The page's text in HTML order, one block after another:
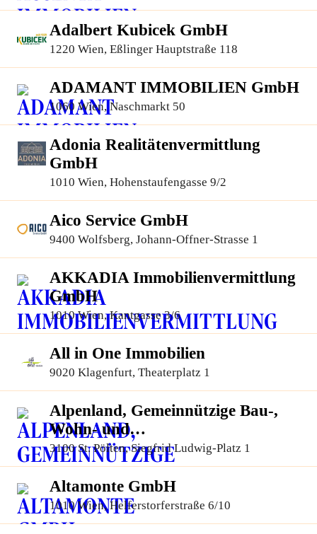
Adalbert Kubicek GmbH
1220 Wien, Eßlinger Hauptstraße 118
ADAMANT IMMOBILIEN GmbH
1060 Wien, Naschmarkt 50
Adonia Realitätenvermittlung
GmbH
1010 Wien, Hohenstaufengasse 9/2
Aico Service GmbH
9400 Wolfsberg, Johann-Offner-Strasse 1
AKKADIA Immobilienvermittlung
GmbH
1010 Wien, Kantgasse 3/6
All in One Immobilien
9020 Klagenfurt, Theaterplatz 1
Alpenland, Gemeinnützige Bau-,
Wohn- und
Siedlungsgenossenschaft
3100 St. Pölten, Siegfrid Ludwig-Platz 1
Altamonte GmbH
1010 Wien, Helferstorferstraße 6/10